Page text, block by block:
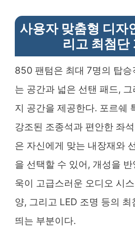
사용자 맞춤형 디자
리고 최첨단
850 팬텀은 최대 7명의 탑승
는 공간과 넓은 선탠 패드,
지 공간을 제공한다. 포르쉐
강조된 조종석과 편안한 좌
은 자신에게 맞는 내장재와
을 선택할 수 있어, 개성을
욱이 고급스러운 오디오 시
양, 그리고 LED 조명 등의 최
띄는 부분이다.